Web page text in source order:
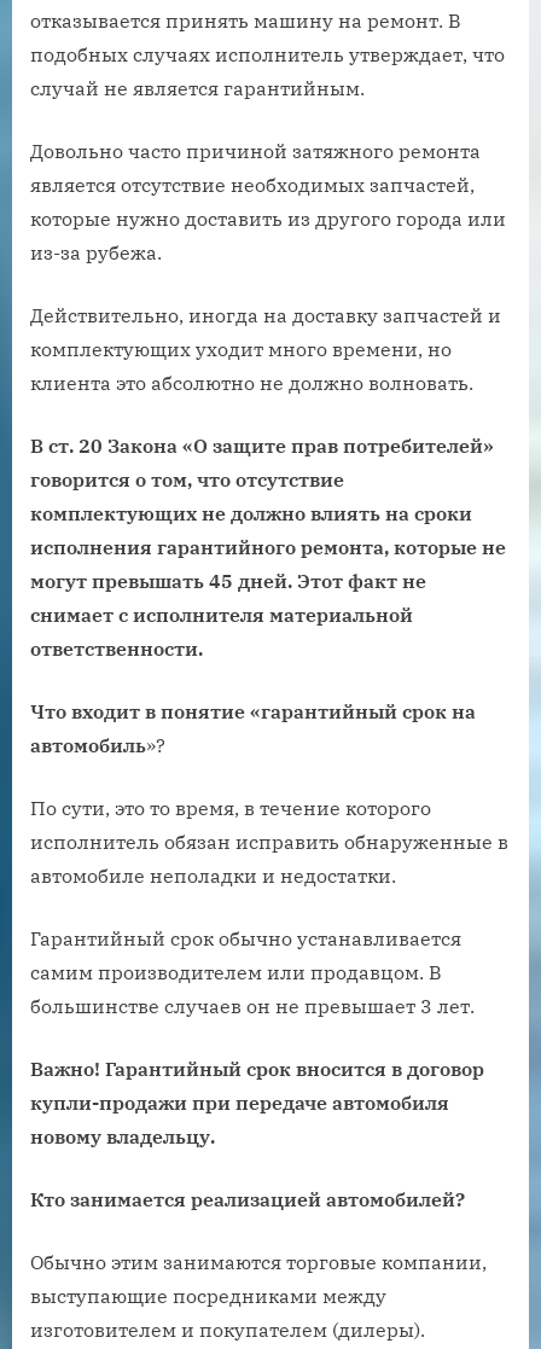
отказывается принять машину на ремонт. В
подобных случаях исполнитель утверждает, что
случай не является гарантийным.
Довольно часто причиной затяжного ремонта
является отсутствие необходимых запчастей,
которые нужно доставить из другого города или
из-за рубежа.
Действительно, иногда на доставку запчастей и
комплектующих уходит много времени, но
клиента это абсолютно не должно волновать.
В ст. 20 Закона «О защите прав потребителей»
говорится о том, что отсутствие
комплектующих не должно влиять на сроки
исполнения гарантийного ремонта, которые не
могут превышать 45 дней. Этот факт не
снимает с исполнителя материальной
ответственности.
Что входит в понятие «гарантийный срок на
автомобиль»?
По сути, это то время, в течение которого
исполнитель обязан исправить обнаруженные в
автомобиле неполадки и недостатки.
Гарантийный срок обычно устанавливается
самим производителем или продавцом. В
большинстве случаев он не превышает 3 лет.
Важно! Гарантийный срок вносится в договор
купли-продажи при передаче автомобиля
новому владельцу.
Кто занимается реализацией автомобилей?
Обычно этим занимаются торговые компании,
выступающие посредниками между
изготовителем и покупателем (дилеры).